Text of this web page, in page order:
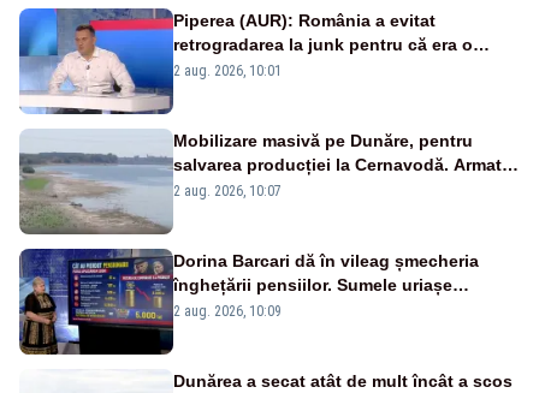
Piperea (AUR): România a evitat
retrogradarea la junk pentru că era o
catastrofă pentru bănci și fondurile de
2 aug. 2026, 10:01
Mobilizare masivă pe Dunăre, pentru
salvarea producției la Cernavodă. Armata
va detona o stâncă și va devia apa
2 aug. 2026, 10:07
Dorina Barcari dă în vileag șmecheria
înghețării pensiilor. Sumele uriașe
pierdute de fiecare român
2 aug. 2026, 10:09
Dunărea a secat atât de mult încât a scos